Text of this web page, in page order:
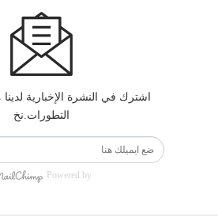
اشترك في النشرة الإخبارية
التطورات.نخ
Powered by